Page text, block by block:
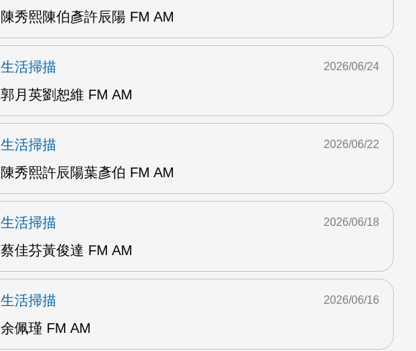
陳秀熙陳伯彥許辰陽 FM AM
生活掃描
郭月英劉恕維 FM AM
2026/06/24
生活掃描
陳秀熙許辰陽葉彥伯 FM AM
2026/06/22
生活掃描
蔡佳芬黃俊達 FM AM
2026/06/18
生活掃描
余佩瑾 FM AM
2026/06/16